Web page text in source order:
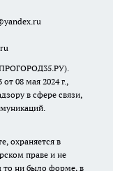
08 мая 2024 г.,
в сфере связи,
охраняется в
праве и не
то ни было форме, в